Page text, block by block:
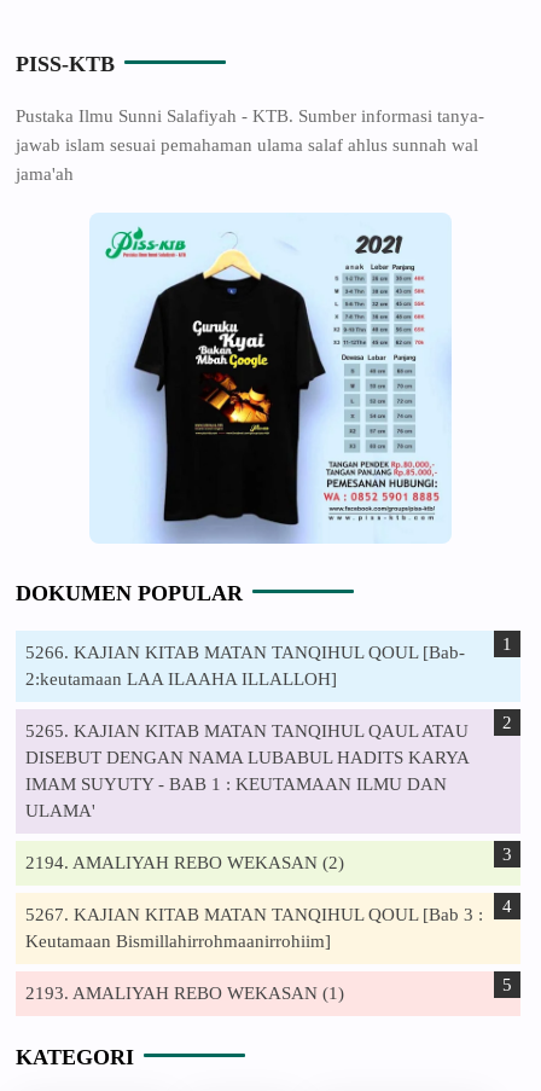
PISS-KTB
Pustaka Ilmu Sunni Salafiyah - KTB. Sumber informasi tanya-
jawab islam sesuai pemahaman ulama salaf ahlus sunnah wal
jama'ah
DOKUMEN POPULAR
5266. KAJIAN KITAB MATAN TANQIHUL QOUL [Bab-
2:keutamaan LAA ILAAHA ILLALLOH]
5265. KAJIAN KITAB MATAN TANQIHUL QAUL ATAU
DISEBUT DENGAN NAMA LUBABUL HADITS KARYA
IMAM SUYUTY - BAB 1 : KEUTAMAAN ILMU DAN
ULAMA'
2194. AMALIYAH REBO WEKASAN (2)
5267. KAJIAN KITAB MATAN TANQIHUL QOUL [Bab 3 :
Keutamaan Bismillahirrohmaanirrohiim]
2193. AMALIYAH REBO WEKASAN (1)
KATEGORI